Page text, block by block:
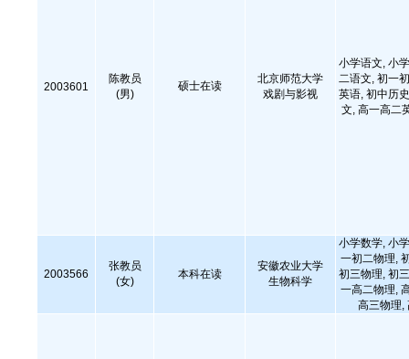
2003601
陈教员
(男)
硕士在读
北京师范大学
戏剧与影视
小学语文, 小
二语文, 初一
英语, 初中历
文, 高一高二
2003566
张教员
(女)
本科在读
安徽农业大学
生物科学
小学数学, 小
一初二物理,
初三物理, 初
一高二物理,
高三物理,